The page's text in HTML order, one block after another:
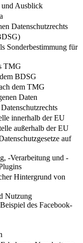
und Ausblick
Datenschutzrechts
Sonderbestimmung für
TMG
BDSG
dem TMG
Daten
innerhalb der EU
außerhalb der EU
auf
-Verarbeitung und -
Hintergrund von
Nutzung
des Facebook-